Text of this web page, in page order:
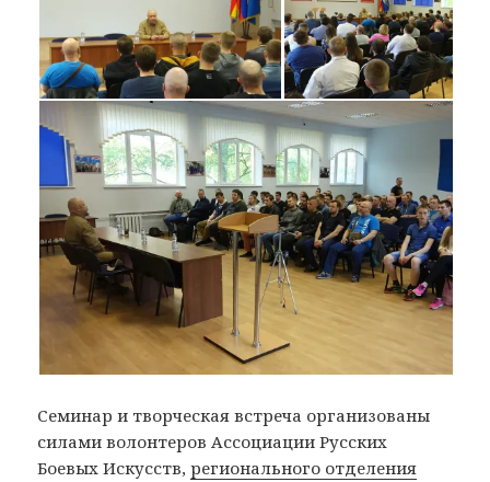
Семинар и творческая встреча организованы
силами волонтеров Ассоциации Русских
Боевых Искусств,регионального отделения